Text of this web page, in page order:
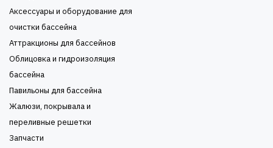
Аксессуары и оборудование для
очистки бассейна
Аттракционы для бассейнов
Облицовка и гидроизоляция
бассейна
Павильоны для бассейна
Жалюзи, покрывала и
переливные решетки
Запчасти